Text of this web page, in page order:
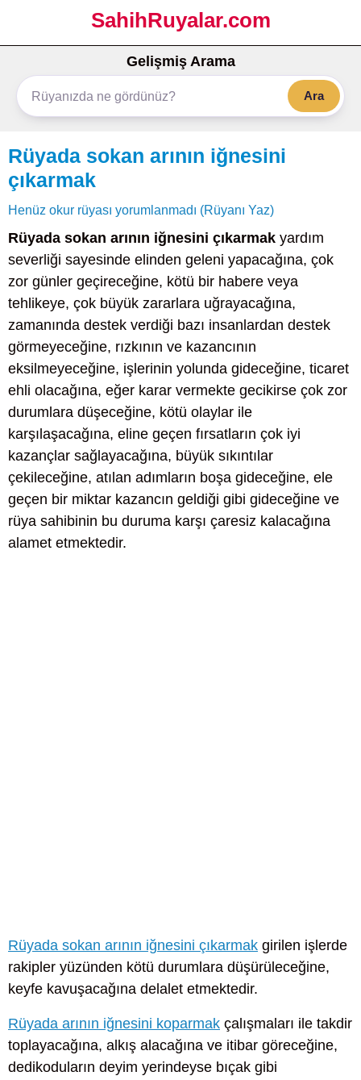
SahihRuyalar.com
Gelişmiş Arama
Ara
Rüyada sokan arının iğnesini
çıkarmak
Henüz okur rüyası yorumlanmadı (Rüyanı Yaz)
Rüyada sokan arının iğnesini çıkarmak yardım
severliği sayesinde elinden geleni yapacağına, çok
zor günler geçireceğine, kötü bir habere veya
tehlikeye, çok büyük zararlara uğrayacağına,
zamanında destek verdiği bazı insanlardan destek
görmeyeceğine, rızkının ve kazancının
eksilmeyeceğine, işlerinin yolunda gideceğine, ticaret
ehli olacağına, eğer karar vermekte gecikirse çok zor
durumlara düşeceğine, kötü olaylar ile
karşılaşacağına, eline geçen fırsatların çok iyi
kazançlar sağlayacağına, büyük sıkıntılar
çekileceğine, atılan adımların boşa gideceğine, ele
geçen bir miktar kazancın geldiği gibi gideceğine ve
rüya sahibinin bu duruma karşı çaresiz kalacağına
alamet etmektedir.
Rüyada sokan arının iğnesini çıkarmak girilen işlerde
rakipler yüzünden kötü durumlara düşürüleceğine,
keyfe kavuşacağına delalet etmektedir.
Rüyada arının iğnesini koparmak çalışmaları ile takdir
toplayacağına, alkış alacağına ve itibar göreceğine,
dedikoduların deyim yerindeyse bıçak gibi